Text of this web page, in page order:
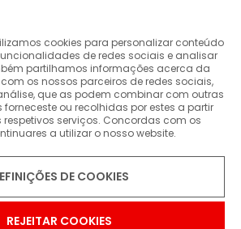
as promoções apresentadas são
2026
cookies para personalizar conteúdo
de redes sociais e analisar
partilhamos informações acerca da
os nossos parceiros de redes sociais,
que as podem combinar com outras
ou recolhidas por estes a partir
serviços. Concordas com os
a utilizar o nosso website.
DE COOKIES
REJEITAR COOKIES